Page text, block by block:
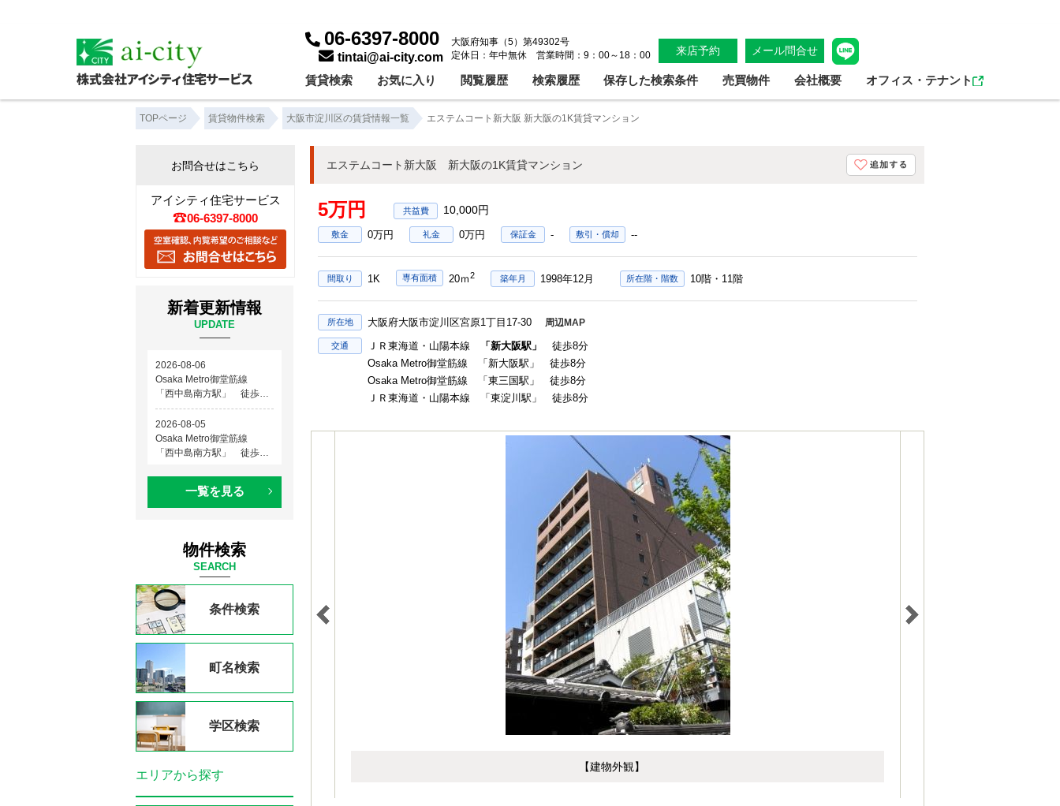
06-6397-8000
tintai@ai-city.com
大阪府知事（5）第49302号
定休日：年中無休 営業時間：9：00～18：00
来店予約 メール問合せ
賃貸検索 お気に入り 閲覧履歴 検索履歴 保存した検索条件 売買物件 会社概要 オフィス・テナント
TOPページ 賃貸物件検索 大阪市淀川区の賃貸情報一覧 エステムコート新大阪 新大阪の1K賃貸マンション
エステムコート新大阪 新大阪の1K賃貸マンション
5万円 10,000円
敷金 0万円 礼金 0万円 保証金 - 敷引・償却 --
間取り 1K 専有面積 20ｍ2 築年月 1998年12月 所在階・階数 10階・11階
所在地 大阪府大阪市淀川区宮原1丁目17-30 周辺MAP
交通 ＪＲ東海道・山陽本線 「新大阪駅」
徒歩8分
Osaka Metro御堂筋線 「新大阪駅」 徒歩8分
Osaka Metro御堂筋線 「東三国駅」 徒歩8分
ＪＲ東海道・山陽本線 「東淀川駅」 徒歩8分
【建物外観】
お問合せはこちら
アイシティ住宅サービス
06-6397-8000
新着更新情報
UPDATE
一覧を見る
物件検索
SEARCH
条件検索
町名検索
学区検索
エリアから探す